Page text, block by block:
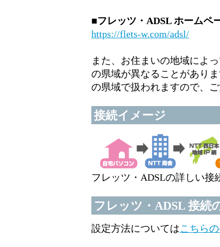
■フレッツ・ADSL ホームペ
https://flets-w.com/adsl/
また、お住まいの地域によ
の県域が異なることがあり
の県域で扱われますので、
接続イメージ
フレッツ・ADSLの詳しい接
フレッツ・ADSL 接続
設定方法についてはこちら